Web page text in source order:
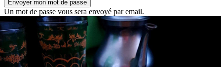
Un mot de passe vous sera envoyé par email.